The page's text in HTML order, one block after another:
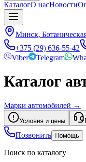
КаталогО насНовости
Минск,
+375 (29) 636-55-42
Viber
Telegram
Каталог
Марки автомобилей →
Условия и цены
Позвонить Помощь
Поиск по каталогу